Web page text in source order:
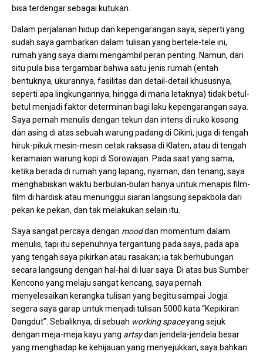
bisa terdengar sebagai kutukan.
Dalam perjalanan hidup dan kepengarangan saya, seperti yang
sudah saya gambarkan dalam tulisan yang bertele-tele ini,
rumah yang saya diami mengambil peran penting. Namun, dari
situ pula bisa tergambar bahwa satu jenis rumah (entah
bentuknya, ukurannya, fasilitas dan detail-detail khususnya,
seperti apa lingkungannya, hingga di mana letaknya) tidak betul-
betul menjadi faktor determinan bagi laku kepengarangan saya.
Saya pernah menulis dengan tekun dan intens di ruko kosong
dan asing di atas sebuah warung padang di Cikini, juga di tengah
hiruk-pikuk mesin-mesin cetak raksasa di Klaten, atau di tengah
keramaian warung kopi di Sorowajan. Pada saat yang sama,
ketika berada di rumah yang lapang, nyaman, dan tenang, saya
menghabiskan waktu berbulan-bulan hanya untuk menapis film-
film di hardisk atau menunggui siaran langsung sepakbola dari
pekan ke pekan, dan tak melakukan selain itu.
Saya sangat percaya dengan mooddan momentum dalam
menulis, tapi itu sepenuhnya tergantung pada saya, pada apa
yang tengah saya pikirkan atau rasakan; ia tak berhubungan
secara langsung dengan hal-hal di luar saya. Di atas bus Sumber
Kencono yang melaju sangat kencang, saya pernah
menyelesaikan kerangka tulisan yang begitu sampai Jogja
segera saya garap untuk menjadi tulisan 5000 kata “Kepikiran
Dangdut”. Sebaliknya, di sebuah working spaceyang sejuk
dengan meja-meja kayu yang artsydan jendela-jendela besar
yang menghadap ke kehijauan yang menyejukkan, saya bahkan